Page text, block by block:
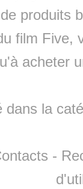
produits
film Five,
acheter
dans la
-